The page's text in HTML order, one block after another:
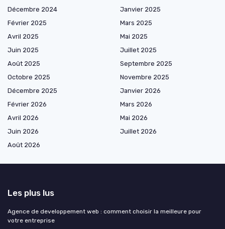
Décembre 2024
Janvier 2025
Février 2025
Mars 2025
Avril 2025
Mai 2025
Juin 2025
Juillet 2025
Août 2025
Septembre 2025
Octobre 2025
Novembre 2025
Décembre 2025
Janvier 2026
Février 2026
Mars 2026
Avril 2026
Mai 2026
Juin 2026
Juillet 2026
Août 2026
Les plus lus
Agence de developpement web : comment choisir la meilleure pour
votre entreprise